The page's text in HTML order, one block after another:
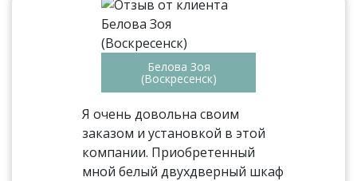
Белова Зоя
(Воскресенск)
Я очень довольна своим
заказом и установкой в этой
компании. Приобретенный
мной белый двухдверный шкаф